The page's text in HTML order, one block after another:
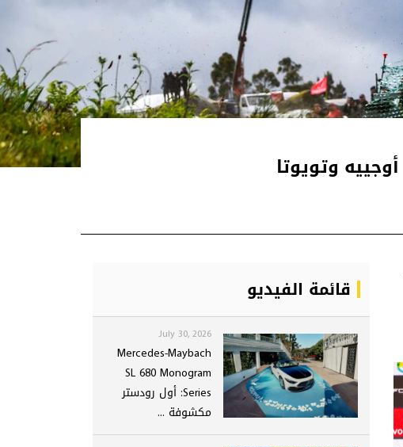
قائمة الفيديو
July 30, 2026
Mercedes-Maybach
SL 680 Monogram
Series: أول رودستر
مكشوفة ...